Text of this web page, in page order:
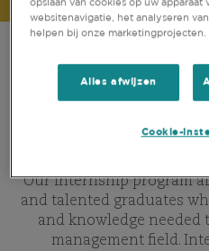
CARRIÈRE WERKEN BIJ
Our internship program
and talented graduates
and knowledge needed
management field.
link.opslaan van cookies op uw apparaat
websitenavigatie, het analyseren
helpen bij onze marketingprojecten.
Alles afwijzen
Cookie-